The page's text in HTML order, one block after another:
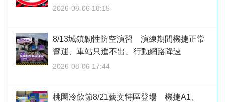
2026-08-06 18:15
8/13城鎮韌性防空演習 演練期間機捷正常
營運、車站只進不出、行動網路降速
2026-08-06 17:44
桃園冷飲節8/21藝文特區登場 機捷A1、